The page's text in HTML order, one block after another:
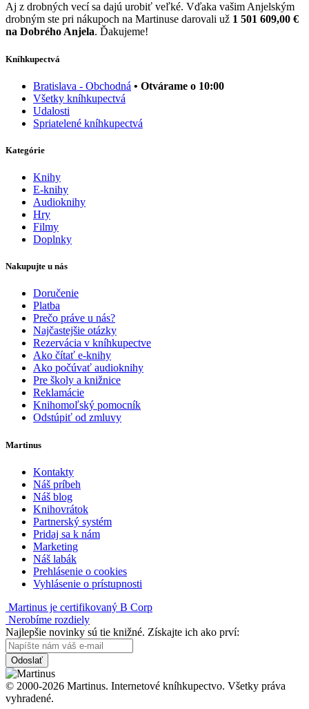
Aj z drobných vecí sa dajú urobiť veľké. Vďaka vašim Anjelským
drobným ste pri nákupoch na Martinuse darovali už 1 501 609,00 €
na Dobrého Anjela. Ďakujeme!
Kníhkupectvá
Bratislava - Obchodná • Otvárame o 10:00
Všetky kníhkupectvá
Udalosti
Spriatelené kníhkupectvá
Kategórie
Knihy
E-knihy
Audioknihy
Hry
Filmy
Doplnky
Nakupujte u nás
Doručenie
Platba
Prečo práve u nás?
Najčastejšie otázky
Rezervácia v kníhkupectve
Ako čítať e-knihy
Ako počúvať audioknihy
Pre školy a knižnice
Reklamácie
Knihomoľský pomocník
Odstúpiť od zmluvy
Martinus
Kontakty
Náš príbeh
Náš blog
Knihovrátok
Partnerský systém
Pridaj sa k nám
Marketing
Náš labák
Prehlásenie o cookies
Vyhlásenie o prístupnosti
Martinus je certifikovaný B Corp
Nerobíme rozdiely
Najlepšie novinky sú tie knižné. Získajte ich ako prví:
Odoslať
© 2000-2026 Martinus. Internetové kníhkupectvo. Všetky práva
vyhradené.